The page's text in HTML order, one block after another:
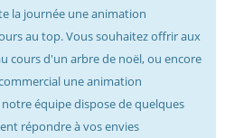
la journée une animation
au top. Vous souhaitez offrir aux
cours d'un arbre de noël, ou encore
une animation
équipe dispose de quelques
répondre à vos envies